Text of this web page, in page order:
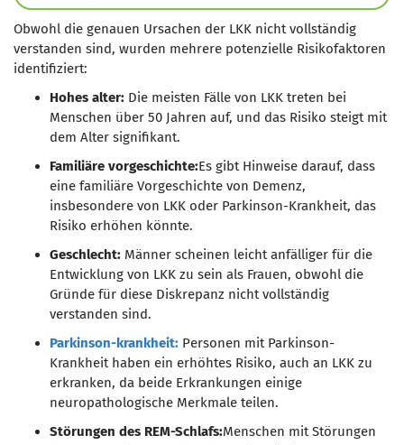
Obwohl die genauen Ursachen der LKK nicht vollständig
verstanden sind, wurden mehrere potenzielle Risikofaktoren
identifiziert:
Hohes alter: Die meisten Fälle von LKK treten bei
Menschen über 50 Jahren auf, und das Risiko steigt mit
dem Alter signifikant.
Familiäre vorgeschichte:Es gibt Hinweise darauf, dass
eine familiäre Vorgeschichte von Demenz,
insbesondere von LKK oder Parkinson-Krankheit, das
Risiko erhöhen könnte.
Geschlecht: Männer scheinen leicht anfälliger für die
Entwicklung von LKK zu sein als Frauen, obwohl die
Gründe für diese Diskrepanz nicht vollständig
verstanden sind.
Parkinson-krankheit: Personen mit Parkinson-
Krankheit haben ein erhöhtes Risiko, auch an LKK zu
erkranken, da beide Erkrankungen einige
neuropathologische Merkmale teilen.
Störungen des REM-Schlafs:Menschen mit Störungen